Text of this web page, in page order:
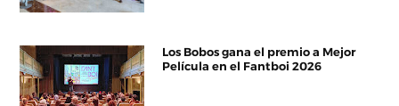
Los Bobos gana el premio a Mejor
Película en el Fantboi 2026